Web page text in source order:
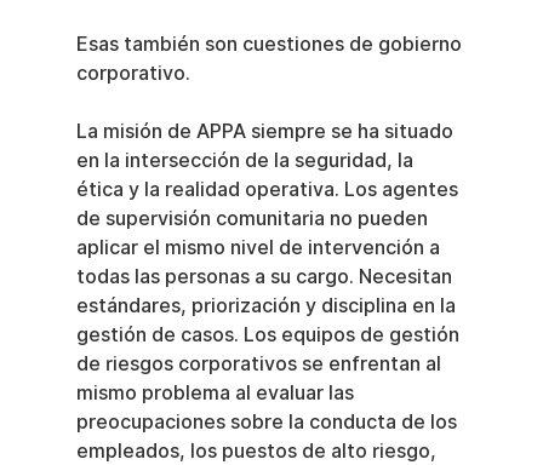
Esas también son cuestiones de gobierno
corporativo.
La misión de APPA siempre se ha situado
en la intersección de la seguridad, la
ética y la realidad operativa. Los agentes
de supervisión comunitaria no pueden
aplicar el mismo nivel de intervención a
todas las personas a su cargo. Necesitan
estándares, priorización y disciplina en la
gestión de casos. Los equipos de gestión
de riesgos corporativos se enfrentan al
mismo problema al evaluar las
preocupaciones sobre la conducta de los
empleados, los puestos de alto riesgo,